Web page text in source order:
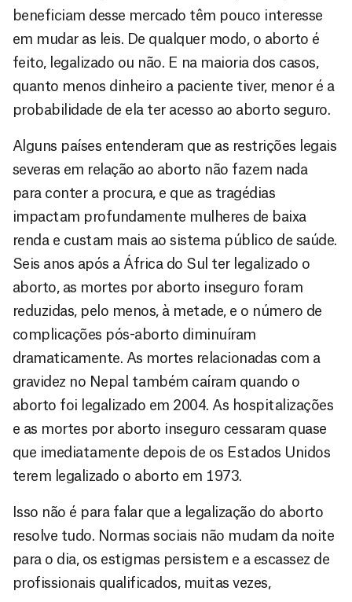
beneficiam desse mercado têm pouco interesse
em mudar as leis. De qualquer modo, o aborto é
feito, legalizado ou não. E na maioria dos casos,
quanto menos dinheiro a paciente tiver, menor é a
probabilidade de ela ter acesso ao aborto seguro.
Alguns países entenderam que as restrições legais
severas em relação ao aborto não fazem nada
para conter a procura, e que as tragédias
impactam profundamente mulheres de baixa
renda e custam mais ao sistema público de saúde.
Seis anos após a África do Sul ter legalizado o
aborto, as mortes por aborto inseguro foram
reduzidas, pelo menos, à metade, e o número de
complicações pós-aborto diminuíram
dramaticamente. As mortes relacionadas com a
gravidez no Nepal também caíram quando o
aborto foi legalizado em 2004. As hospitalizações
e as mortes por aborto inseguro cessaram quase
que imediatamente depois de os Estados Unidos
terem legalizado o aborto em 1973.
Isso não é para falar que a legalização do aborto
resolve tudo. Normas sociais não mudam da noite
para o dia, os estigmas persistem e a escassez de
profissionais qualificados, muitas vezes,